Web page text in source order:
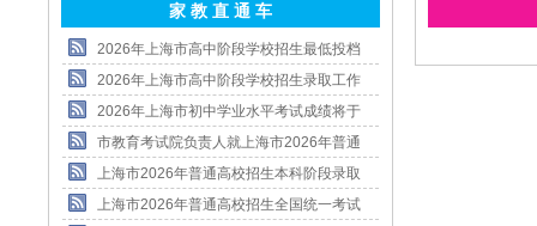
家 教 直 通 车
2026年上海市高中阶段学校招生最低投档
2026年上海市高中阶段学校招生录取工作
2026年上海市初中学业水平考试成绩将于
市教育考试院负责人就上海市2026年普通
上海市2026年普通高校招生本科阶段录取
上海市2026年普通高校招生全国统一考试